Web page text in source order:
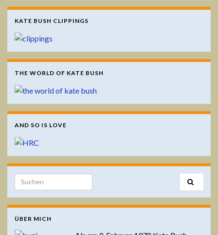
KATE BUSH CLIPPINGS
THE WORLD OF KATE BUSH
AND SO IS LOVE
Search for:
ÜBER MICH